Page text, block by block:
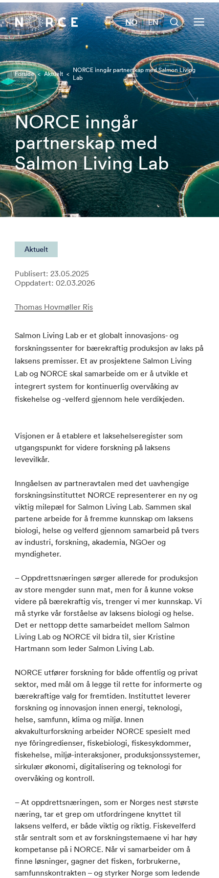
NO | EN
Forside < Aktuelt < NORCE inngår partnerskap med Salmon Living
Lab
NORCE inngår
partnerskap med
Salmon Living Lab
Aktuelt
Publisert: 23.05.2025
Oppdatert: 02.03.2026
Thomas Hovmøller Ris
Salmon Living Lab er et globalt innovasjons- og
forskningssenter for bærekraftig produksjon av laks på
laksens premisser. Et av prosjektene Salmon Living
Lab og NORCE skal samarbeide om er å utvikle et
integrert system for kontinuerlig overvåking av
fiskehelse og -velferd gjennom hele verdikjeden.
Visjonen er å etablere et laksehelseregister som
utgangspunkt for videre forskning på laksens
levevilkår.
Inngåelsen av partneravtalen med det uavhengige
forskningsinstituttet NORCE representerer en ny og
viktig milepæl for Salmon Living Lab. Sammen skal
partene arbeide for å fremme kunnskap om laksens
biologi, helse og velferd gjennom samarbeid på tvers
av industri, forskning, akademia, NGOer og
myndigheter.
– Oppdrettsnæringen sørger allerede for produksjon
av store mengder sunn mat, men for å kunne vokse
videre på bærekraftig vis, trenger vi mer kunnskap. Vi
må styrke vår forståelse av laksens biologi og helse.
Det er nettopp dette samarbeidet mellom Salmon
Living Lab og NORCE vil bidra til, sier Kristine
Hartmann som leder Salmon Living Lab.
NORCE utfører forskning for både offentlig og privat
sektor, med mål om å legge til rette for informerte og
bærekraftige valg for fremtiden. Instituttet leverer
forskning og innovasjon innen energi, teknologi,
helse, samfunn, klima og miljø. Innen
akvakulturforskning arbeider NORCE spesielt med
nye fôringredienser, fiskebiologi, fiskesykdommer,
fiskehelse, miljø-interaksjoner, produksjonssystemer,
sirkulær økonomi, digitalisering og teknologi for
overvåking og kontroll.
– At oppdrettsnæringen, som er Norges nest største
næring, tar et grep om utfordringene knyttet til
laksens velferd, er både viktig og riktig. Fiskevelferd
står sentralt som et av forskningstemaene vi har høy
kompetanse på i NORCE. Når vi samarbeider om å
finne løsninger, gagner det fisken, forbrukerne,
samfunnskontrakten – og styrker Norge som ledende